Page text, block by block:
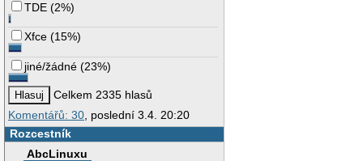
TDE (2%)
Xfce (15%)
jiné/žádné (23%)
Celkem 2335 hlasů
Komentářů: 30, poslední 3.4. 20:20
Rozcestník
AbcLinuxu